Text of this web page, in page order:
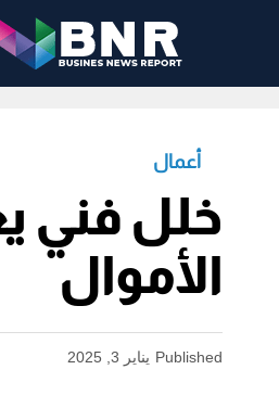
أعمال
خلل فني
الأموال
Published يناير 3, 2025